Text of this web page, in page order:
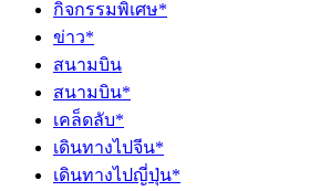
กิจกรรมพิเศษ*
ข่าว*
สนามบิน
สนามบิน*
เคล็ดลับ*
เดินทางไปจีน*
เดินทางไปญี่ปุ่น*